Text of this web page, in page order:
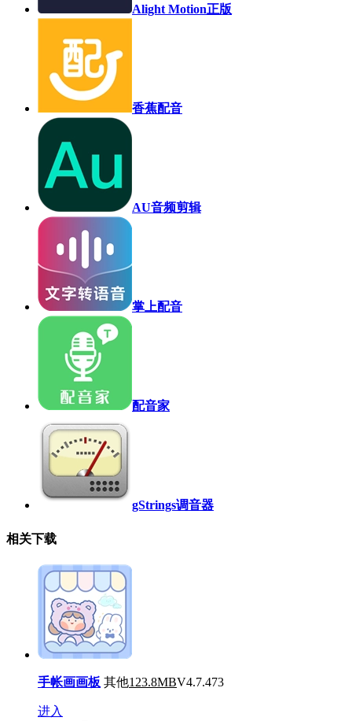
Alight Motion正版
香蕉配音
AU音频剪辑
掌上配音
配音家
gStrings调音器
相关下载
手帐画画板 其他123.8MBV4.7.473
进入